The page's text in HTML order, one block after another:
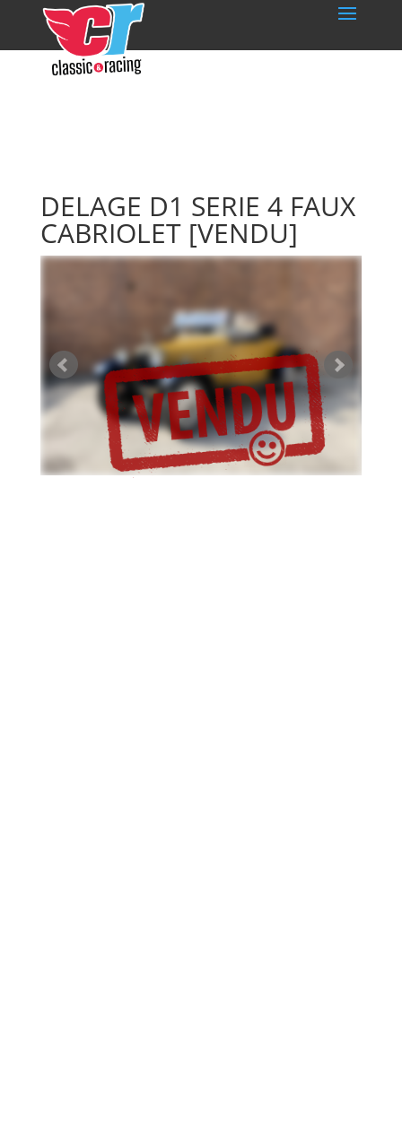
DELAGE D1 SERIE 4 FAUX
CABRIOLET [VENDU]